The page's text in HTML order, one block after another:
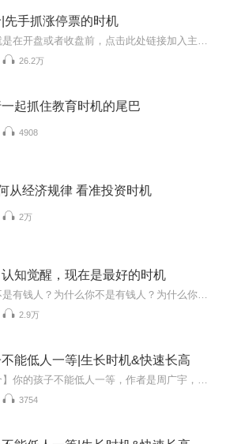
先手抓涨停票的时机
26.2万
起抓住教育时机的尾巴
4908
从经济规律 看准投资时机
2万
知觉醒，现在是最好的时机
2.9万
能低人一等|生长时机&快速长高
3754